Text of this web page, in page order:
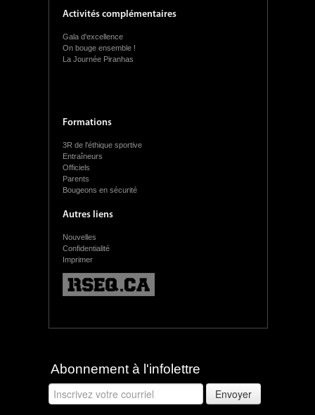
Activités complémentaires
Gala d'excellence
On bouge ensemble !
La Journée Piranhas
Formations
3R de l'éthique sportive
Entraîneurs
Officiels
Parents
Bougeons en sécurité
Autres liens
Nouvelles
Confidentialité
Imprimer
Abonnement à l'infolettre